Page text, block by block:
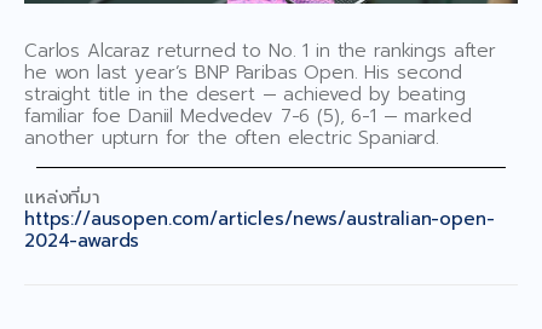
เกียรติคุณ
Honor roll
ติดต่อเรา ▾
Contact Us
Carlos Alcaraz returned to No. 1 in the rankings after
he won last year’s BNP Paribas Open. His second
straight title in the desert — achieved by beating
familiar foe Daniil Medvedev 7-6 (5), 6-1 — marked
another upturn for the often electric Spaniard.
แหล่งที่มา
https://ausopen.com/articles/news/australian-open-
2024-awards